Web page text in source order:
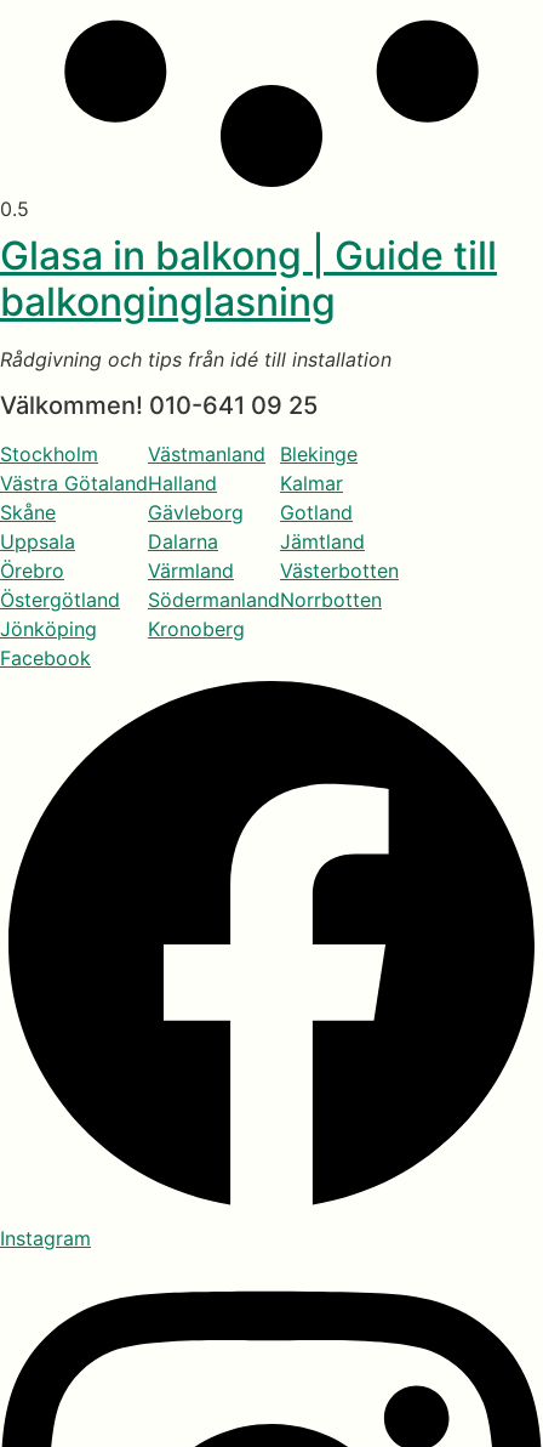
Glasa in balkong | Guide till
balkonginglasning
Rådgivning och tips från idé till installation
Välkommen! 010-641 09 25
Stockholm
Västra Götaland
Skåne
Uppsala
Örebro
Östergötland
Jönköping
Västmanland
Halland
Gävleborg
Dalarna
Värmland
Södermanland
Kronoberg
Blekinge
Kalmar
Gotland
Jämtland
Västerbotten
Norrbotten
Facebook
Instagram